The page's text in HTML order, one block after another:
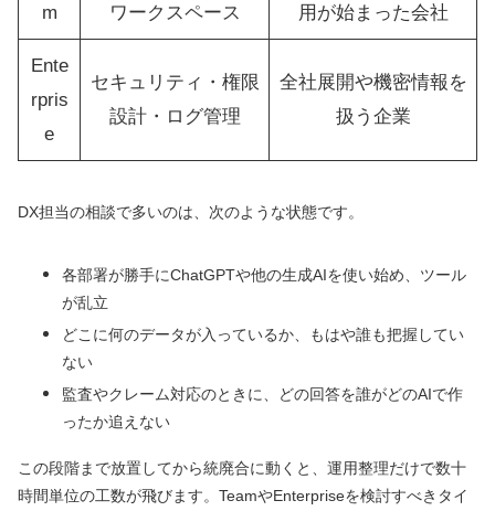
m
ワークスペース
用が始まった会社
Ente
rpris
e
セキュリティ・権限
設計・ログ管理
全社展開や機密情報を
扱う企業
DX担当の相談で多いのは、次のような状態です。
各部署が勝手にChatGPTや他の生成AIを使い始め、ツール
が乱立
どこに何のデータが入っているか、もはや誰も把握してい
ない
監査やクレーム対応のときに、どの回答を誰がどのAIで作
ったか追えない
この段階まで放置してから統廃合に動くと、運用整理だけで数十
時間単位の工数が飛びます。TeamやEnterpriseを検討すべきタイ